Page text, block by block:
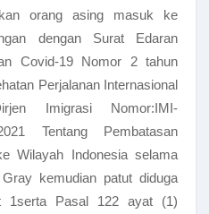
orang asing masuk ke
dengan Surat Edaran
Covid-19 Nomor 2 tahun
Perjalanan Internasional
Imigrasi Nomor:IMI-
Tentang Pembatasan
Wilayah Indonesia selama
kemudian patut diduga
1serta Pasal 122 ayat (1)